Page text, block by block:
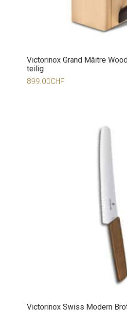
Victorinox Grand Mâitre
teilig
899.00CHF
Victorinox Swiss Modern